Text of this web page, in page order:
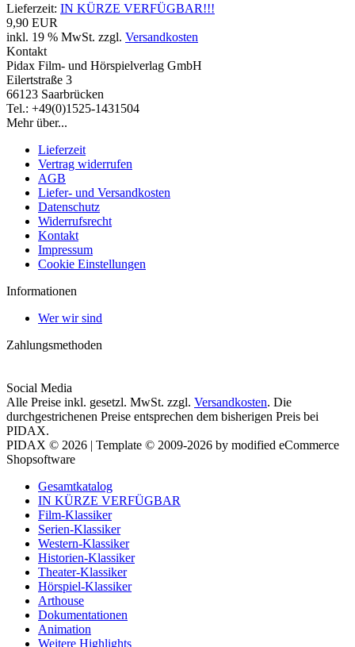
Lieferzeit: IN KÜRZE VERFÜGBAR!!!
9,90 EUR
inkl. 19 % MwSt. zzgl. Versandkosten
Kontakt
Pidax Film- und Hörspielverlag GmbH
Eilertstraße 3
66123 Saarbrücken
Tel.: +49(0)1525-1431504
Mehr über...
Lieferzeit
Vertrag widerrufen
AGB
Liefer- und Versandkosten
Datenschutz
Widerrufsrecht
Kontakt
Impressum
Cookie Einstellungen
Informationen
Wer wir sind
Zahlungsmethoden
Social Media
Alle Preise inkl. gesetzl. MwSt. zzgl. Versandkosten. Die
durchgestrichenen Preise entsprechen dem bisherigen Preis bei
PIDAX.
PIDAX © 2026 | Template © 2009-2026 by modified eCommerce
Shopsoftware
Gesamtkatalog
IN KÜRZE VERFÜGBAR
Film-Klassiker
Serien-Klassiker
Western-Klassiker
Historien-Klassiker
Theater-Klassiker
Hörspiel-Klassiker
Arthouse
Dokumentationen
Animation
Weitere Highlights